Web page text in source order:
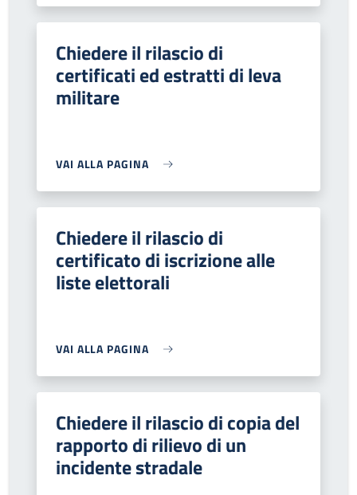
Chiedere il rilascio di
certificati ed estratti di leva
militare
VAI ALLA PAGINA
Chiedere il rilascio di
certificato di iscrizione alle
liste elettorali
VAI ALLA PAGINA
Chiedere il rilascio di copia del
rapporto di rilievo di un
incidente stradale